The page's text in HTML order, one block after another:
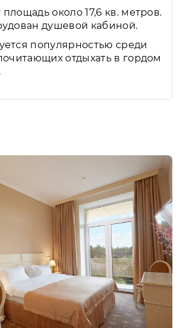
около 17,6 кв. метров.
душевой кабиной.
популярностью среди
отдыхать в гордом